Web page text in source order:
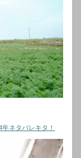
ネタバレキタ！